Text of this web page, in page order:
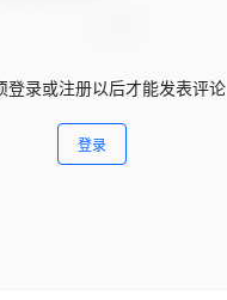
登录或注册以后才能发表评论
登录